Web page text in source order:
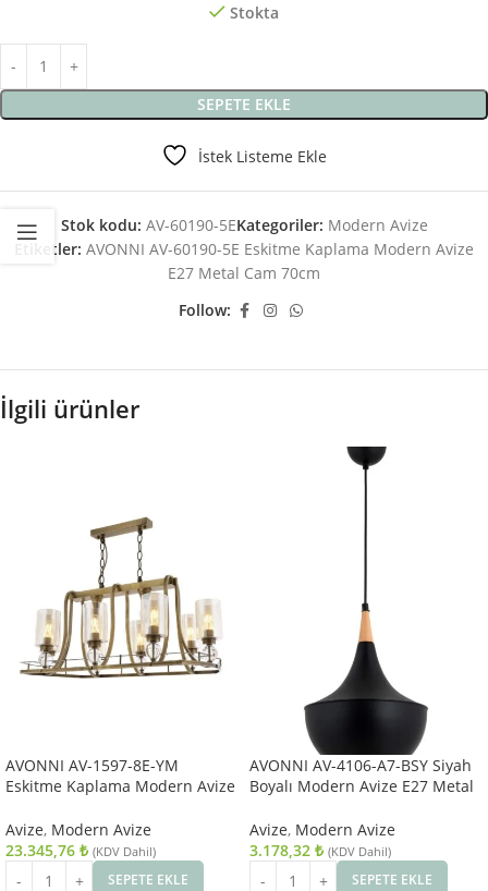
Stokta
SEPETE EKLE
İstek Listeme Ekle
Stok kodu: AV-60190-5EKategoriler: Modern Avize
Etiketler: AVONNI AV-60190-5E Eskitme Kaplama Modern Avize
E27 Metal Cam 70cm
Follow:
İlgili ürünler
AVONNI AV-1597-8E-YM
Eskitme Kaplama Modern Avize
Avize, Modern Avize
23.345,76 ₺ (KDV Dahil)
SEPETE EKLE
AVONNI AV-4106-A7-BSY Siyah
Boyalı Modern Avize E27 Metal
Avize, Modern Avize
3.178,32 ₺ (KDV Dahil)
SEPETE EKLE